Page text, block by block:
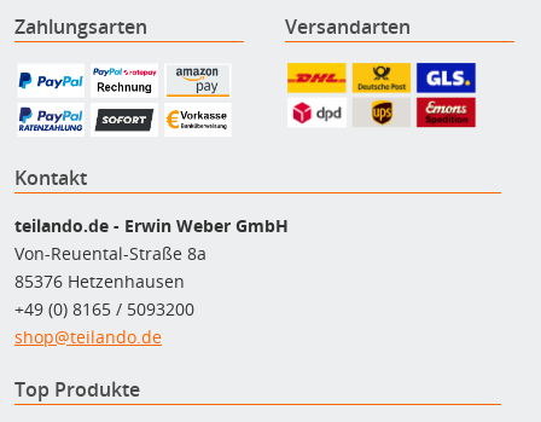
Zahlungsarten Versandarten
Kontakt
teilando.de - Erwin Weber GmbH
Von-Reuental-Straße 8a
85376 Hetzenhausen
+49 (0) 8165 / 5093200
shop@teilando.de
Top Produkte